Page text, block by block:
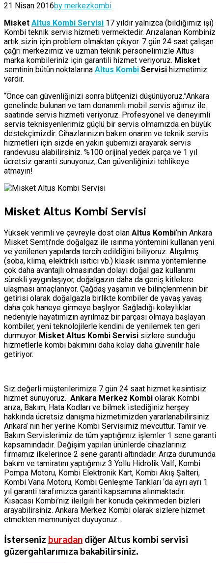
21 Nisan 2016by merkezkombi
Misket Altus Kombi Servisi 17 yıldır yalnızca (bildiğimiz işi)
Kombi teknik servis hizmeti vermektedir. Arızalanan Kombiniz
artık sizin için problem olmaktan çıkıyor. 7 gün 24 saat çalışan
çağrı merkezimiz ve uzman teknik personelimizle Altus
marka kombileriniz için garantili hizmet veriyoruz. Misket
semtinin bütün noktalarına Altus Kombi Servisi hizmetimiz
vardır.
“Önce can güvenliğinizi sonra bütçenizi düşünüyoruz.”Ankara
genelinde bulunan ve tam donanımlı mobil servis ağımız ile
saatinde servis hizmeti veriyoruz. Profesyonel ve deneyimli
servis teknisyenlerimiz güçlü bir servis olmamızda en büyük
destekçimizdir. Cihazlarınızın bakım onarım ve teknik servis
hizmetleri için sizde en yakın şubemizi arayarak servis
randevusu alabilirsiniz. %100 orijinal yedek parça ve 1 yıl
ücretsiz garanti sunuyoruz, Can güvenliğinizi tehlikeye
atmayın!
Misket Altus Kombi Servisi
Yüksek verimli ve çevreyle dost olan Altus Kombi‘nin Ankara
Misket Semti’nde doğalgaz ile ısınma yöntemini kullanan yeni
ve yenilenen yapılarda tercih edildiğini biliyoruz. Alışılmış
(soba, klima, elektrikli ısıtıcı vb.) klasik ısınma yöntemlerine
çok daha avantajlı olmasından dolayı doğal gaz kullanımı
sürekli yaygınlaşıyor, doğalgazın daha da geniş kitlelere
ulaşması amaçlanıyor. Çağdaş yaşamın ve bilinçlenmenin bir
getirisi olarak doğalgazla birlikte kombiler de yavaş yavaş
daha çok haneye girmeye başlıyor. Sağladığı kolaylıklar
nedeniyle hayatımızın ayrılmaz bir parçası olmaya başlayan
kombiler, yeni teknolojilerle kendini de yenilemek ten geri
durmuyor. Misket Altus Kombi Servisi sizlere sunduğu
hizmetlerle kombi bakımını daha kolay daha güvenilir hale
getiriyor.
Siz değerli müşterilerimize 7 gün 24 saat hizmet kesintisiz
hizmet sunuyoruz. Ankara Merkez Kombi olarak Kombi
arıza, Bakım, Hata Kodları ve bilmek istediğiniz herşey
hakkında ücretsiz danışma hizmetimizden yararlanabilirsiniz.
Ankara’ nın her yerine Kombi Servisimiz mevcuttur. Tamir ve
Bakım Servislerimiz de tüm yaptığımız işlemler 1 sene garanti
kapsamındadır. Değişim yapılan ürünlerde cihazlarınız
firmamız ilkelerince 2 sene garanti altındadır. Arıza durumunda
bakım ve tamiratını yaptığımız 3 Yollu Hidrolik Valf, Kombi
Pompa Motoru, Kombi Elektronik Kart, Kombi Akış Şalteri,
Kombi Vana Motoru, Kombi Genleşme Tankları ‘da ayrı ayrı 1
yıl garanti tarafımızca garanti kapsamına alınmaktadır.
Kısacası Kombi’niz ileilgili her konuda çekinmeden bizleri
arayabilirsiniz. Ankara Merkez Kombi olarak sizlere hizmet
etmekten memnuniyet duyuyoruz…
İsterseniz buradan diğer Altus kombi servisi
güzergahlarımıza bakabilirsiniz.